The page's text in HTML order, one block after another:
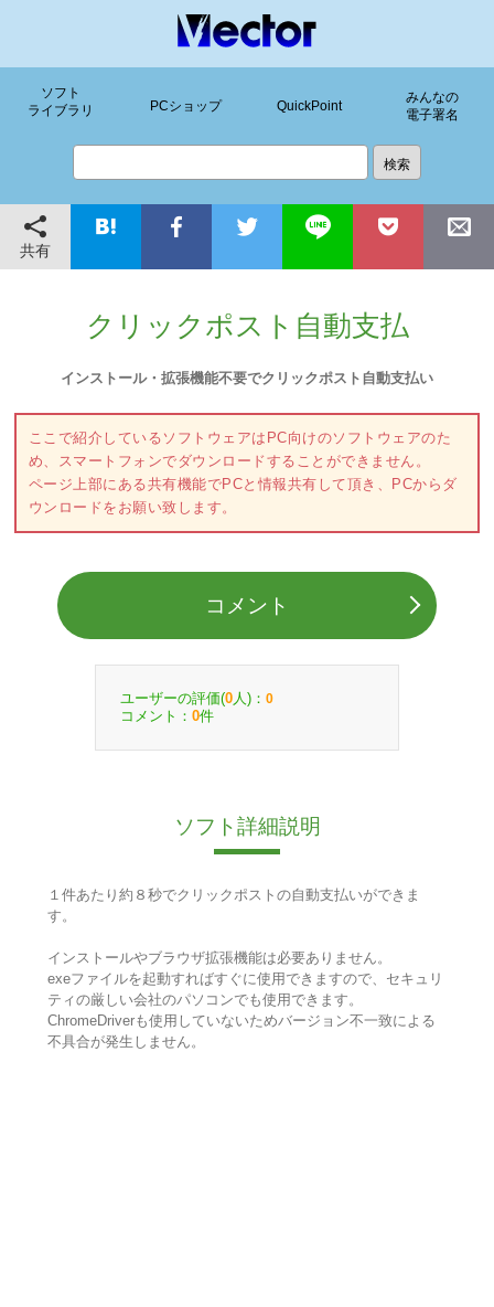
ソフト
ライブラリ
PCショップ QuickPoint
みんなの
電子署名
共有
クリックポスト自動支払
インストール・拡張機能不要でクリックポスト自動支払い
ここで紹介しているソフトウェアはPC向けのソフトウェアのた
め、スマートフォンでダウンロードすることができません。
ページ上部にある共有機能でPCと情報共有して頂き、PCからダ
ウンロードをお願い致します。
コメント
ユーザーの評価(0 人)： 0
コメント： 0件
ソフト詳細説明
１件あたり約８秒でクリックポストの自動支払いができま
す。
インストールやブラウザ拡張機能は必要ありません。
exeファイルを起動すればすぐに使用できますので、セキュリ
ティの厳しい会社のパソコンでも使用できます。
ChromeDriverも使用していないためバージョン不一致による
不具合が発生しません。